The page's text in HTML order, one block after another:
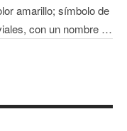
amarillo; símbolo de
con un nombre …